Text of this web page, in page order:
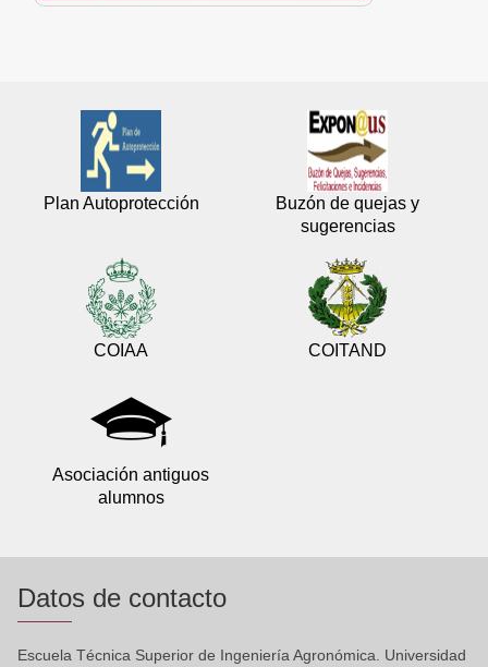
Plan Autoprotección
Buzón de quejas y
sugerencias
COIAA COITAND
Asociación antiguos
alumnos
Datos de contacto
Escuela Técnica Superior de Ingeniería Agronómica. Universidad